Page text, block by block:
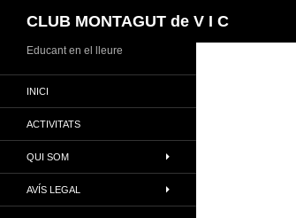
al
contingut
CLUB MONTAGUT de V I C
Educant en el lleure
INICI
ACTIVITATS
QUI SOM
AVÍS LEGAL